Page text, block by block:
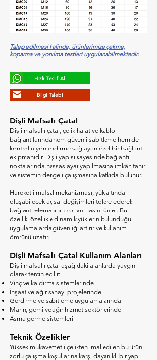
Talep edilmesi halinde, ürünlerimize çekme,
koparma ve yorulma testleri uygulanabilmektedir.
Hızlı Teklif Al
Bilgi Talebi
Dişli Mafsallı Çatal
Dişli mafsallı çatal, çelik halat ve kablo
bağlantılarında hem güvenli sabitleme hem de
kontrollü yönlendirme sağlayan özel bir bağlantı
ekipmanıdır. Dişli yapısı sayesinde bağlantı
noktalarında hassas ayar yapılmasına imkân tanır
ve sistemin dengeli çalışmasına katkıda bulunur.
Hareketli mafsal mekanizması, yük altında
oluşabilecek açısal değişimleri tolere ederek
bağlantı elemanının zorlanmasını önler. Bu
özellik, özellikle dinamik yüklerin bulunduğu
uygulamalarda güvenliği artırır ve kullanım
ömrünü uzatır.
Dişli Mafsallı Çatal Kullanım Alanları
Dişli mafsallı çatal aşağıdaki alanlarda yaygın
olarak tercih edilir:
Vinç ve kaldırma sistemlerinde
İnşaat ve ağır sanayi projelerinde
Gerdirme ve sabitleme uygulamalarında
Marin, gemi ve ağır hizmet sektörlerinde
Asma germe sistemleri
Teknik Özellikler
Yüksek mukavemetli çelikten imal edilen bu ürün,
zorlu çalışma koşullarına karşı dayanıklı bir yapı